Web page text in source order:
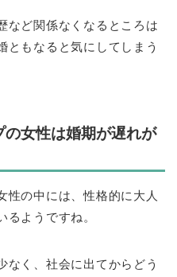
など関係なくなるところは
ともなると気にしてしまう
の女性は婚期が遅れが
性の中には、性格的に大人
るようですね。
なく、社会に出てからどう